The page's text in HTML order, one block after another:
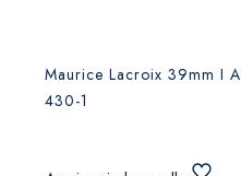
Maurice Lacroix 39mm I
430-1